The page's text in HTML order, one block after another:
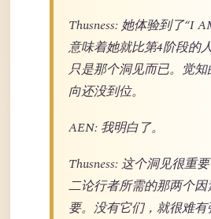
Thusness: 她体验到了“I
意味着她就比第4阶段的
只是那个洞见而已。觉
向还没到位。
AEN: 我明白了。
Thusness: 这个洞见很重
二论行者所需的那两个
要。没有它们，就很难